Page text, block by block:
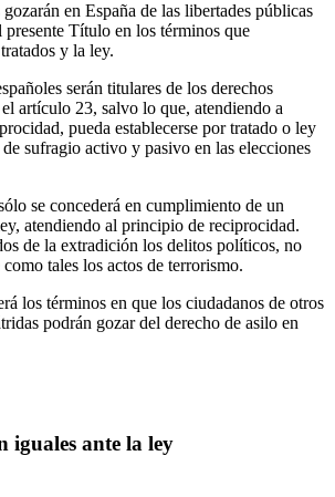
en España de las libertades públicas
presente Título en los términos que
y la ley.
serán titulares de los derechos
artículo 23, salvo lo que, atendiendo a
pueda establecerse por tratado o ley
sufragio activo y pasivo en las elecciones
se concederá en cumplimiento de un
atendiendo al principio de reciprocidad.
de la extradición los delitos políticos, no
tales los actos de terrorismo.
los términos en que los ciudadanos de otros
podrán gozar del derecho de asilo en
iguales ante la ley